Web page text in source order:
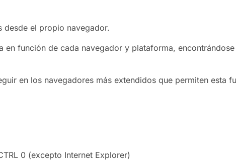
desde el propio navegador.
en función de cada navegador y plataforma,
en los navegadores más extendidos que permiten esta
0 (excepto Internet Explorer)